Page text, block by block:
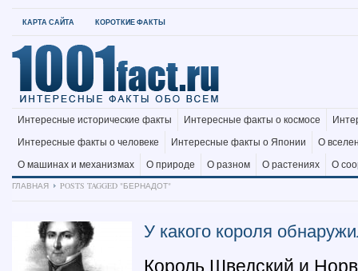
КАРТА САЙТА КОРОТКИЕ ФАКТЫ
Интересные исторические факты Интересные факты о космосе
Интересные факты о человеке
Интересные факты о Японии
О
О машинах и механизмах
О природе О разном О растениях
О
ГЛАВНАЯ
POSTS TAGGED "БЕРНАДОТ"
У какого короля
Король Шведский и